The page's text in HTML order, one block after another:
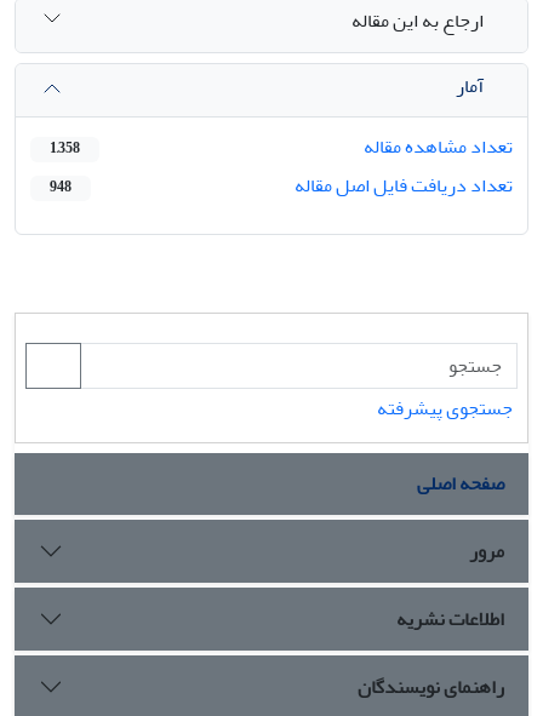
ارجاع به این مقاله
آمار
تعداد مشاهده مقاله
1,358
تعداد دریافت فایل اصل مقاله 948
جستجوی پیشرفته
صفحه اصلی
مرور
اطلاعات نشریه
راهنمای نویسندگان